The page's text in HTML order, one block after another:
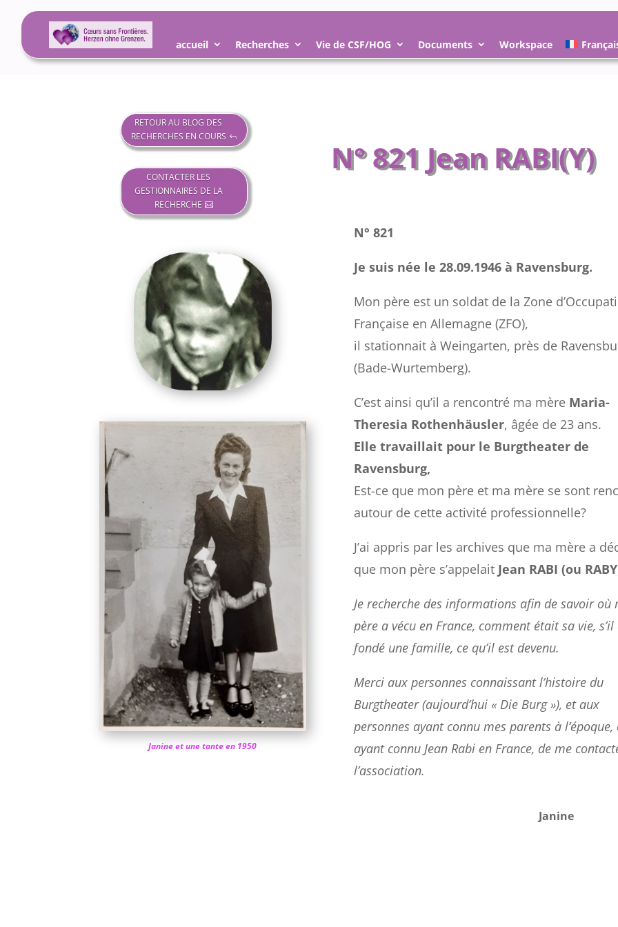
accueil Recherches Vie de CSF/HOG Documents Workspace
RETOUR AU BLOG DES
RECHERCHES EN COURS
CONTACTER LES
GESTIONNAIRES DE LA
RECHERCHE
N° 821 Jean RABI(Y)
Janine et une tante en 1950
N° 821
Je suis née le 28.09.1946 à Ravensburg.
Mon père est un soldat de la Zone
Française en Allemagne (ZFO),
il stationnait à Weingarten, près de
(Bade-Wurtemberg).
C’est ainsi qu’il a rencontré ma mère Maria-
Theresia Rothenhäusler, âgée de 23 ans.
Elle travaillait pour le Burgtheater de
Ravensburg,
Est-ce que mon père et ma mère se sont
autour de cette activité professionnelle?
J’ai appris par les archives que ma mère a
que mon père s’appelait Jean RABI (ou
Je recherche des informations afin de savoir où
père a vécu en France, comment était sa vie, s’il
fondé une famille, ce qu’il est devenu.
Merci aux personnes connaissant l’histoire du
Burgtheater (aujourd’hui « Die Burg »), et aux
personnes ayant connu mes parents à l’époque,
ayant connu Jean Rabi en France, de me
l’association.
Janine